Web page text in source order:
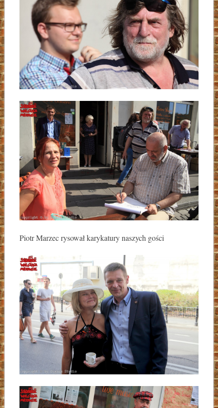
Piotr Marzec rysował karykatury naszych gości